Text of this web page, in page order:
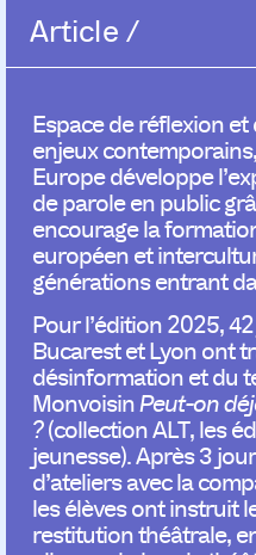
Article /
Espace de réflexion et
enjeux
Europe développe
de parole en public
encourage la
européen et
générations entrant
Pour l’édition 2025,
Bucarest et Lyon ont
désinformation et du
MonvoisinPeut-on
?(collection ALT, les
jeunesse). Après 3
d’ateliers avec la
les élèves ont instruit
restitution théâtrale,